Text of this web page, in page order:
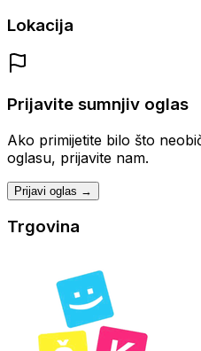
Lokacija
Prijavite sumnjiv oglas
Ako primijetite bilo što
oglasu, prijavite nam.
Prijavi oglas →
Trgovina